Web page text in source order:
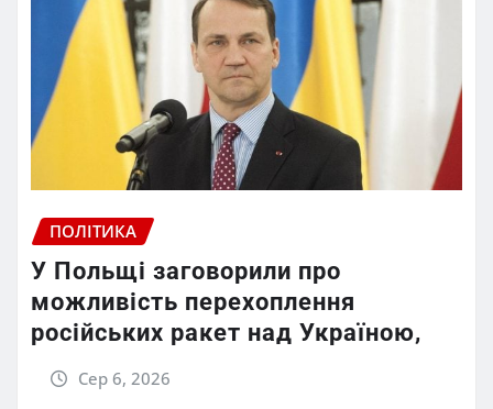
ПОЛІТИКА
У Польщі заговорили про
можливість перехоплення
російських ракет над Україною,
Сер 6, 2026